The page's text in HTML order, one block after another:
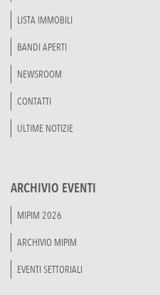
LISTA IMMOBILI
BANDI APERTI
NEWSROOM
CONTATTI
ULTIME NOTIZIE
ARCHIVIO EVENTI
MIPIM 2026
ARCHIVIO MIPIM
EVENTI SETTORIALI